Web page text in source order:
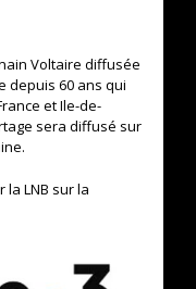
Voltaire diffusée
depuis 60 ans qui
et Ile-de-
sera diffusé sur
LNB sur la